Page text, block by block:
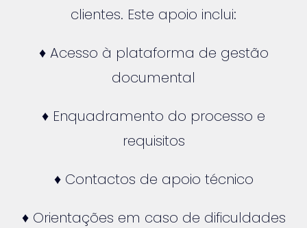
clientes. Este apoio inclui:
♦ Acesso à plataforma de gestão
documental
♦ Enquadramento do processo e
requisitos
♦ Contactos de apoio técnico
♦ Orientações em caso de dificuldades